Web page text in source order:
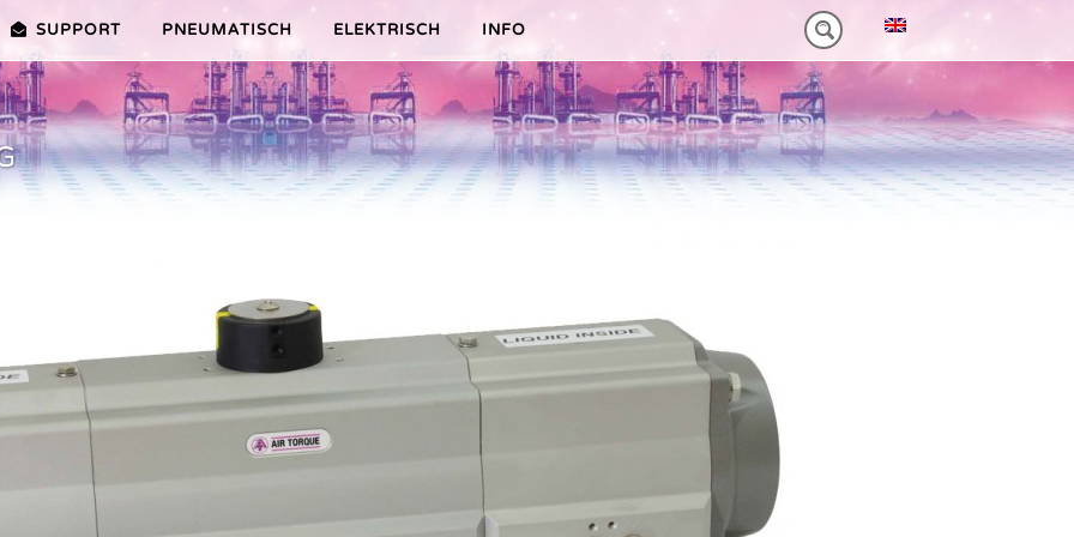
SUPPORT PNEUMATISCH
VORTEILE EDITION 2010 VORTEILE HEAVY-DUTY
ELEKTRISCH
SERIE (20-100NM)
ER PLUS-SERIE
VRX/VSX/VTX-SERIE (25-1000NM)
VORTEILE V-SERIE
VORTEILE VT PLUS-SERIE
MT-SERIE (25-75NM)
INFO